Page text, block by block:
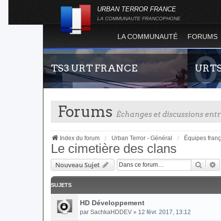
URBAN TERROR FRANCE
LA COMMUNAUTE FRANCOPHONE
LA COMMUNAUTÉ FORUMS
TS3 URT FRANCE
Envie de parler avec les autres membres de la
communauté ? Alors venez vous connecter,
vous vous sentirez moins seul !
totalité
Terror !
Forums Échanges et discussions
Index du forum Urban Terror - Général Équipes
Le cimetière des clans
Nouveau Sujet
SUJETS
HD Développement
par SachkaHDDEV » 12 févr. 2017, 13:12